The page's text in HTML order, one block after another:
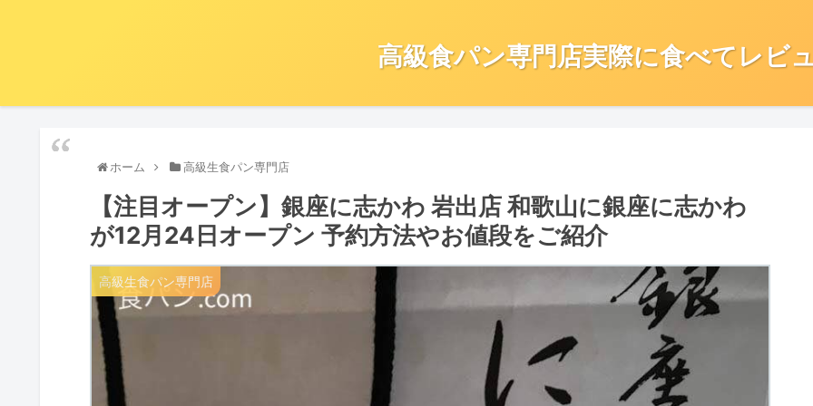
高級食パン専門店実際に食べてレビ
ホーム 高級生食パン専門店
【注目オープン】銀座に志かわ 岩出店 和歌山に銀座に志かわ
が12月24日オープン 予約方法やお値段をご紹介
高級生食パン専門店